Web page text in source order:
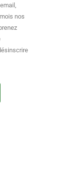
nos